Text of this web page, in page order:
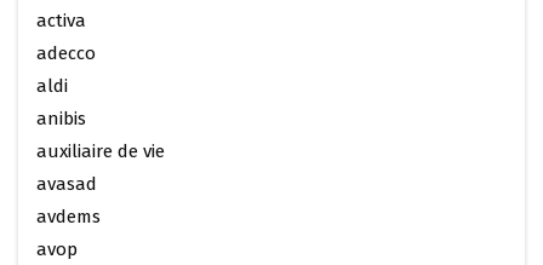
activa
adecco
aldi
anibis
auxiliaire de vie
avasad
avdems
avop